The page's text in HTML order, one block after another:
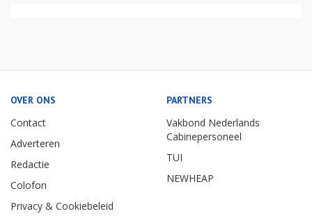
OVER ONS
Contact
Adverteren
Redactie
Colofon
Privacy & Cookiebeleid
PARTNERS
Vakbond Nederlands
Cabinepersoneel
TUI
NEWHEAP